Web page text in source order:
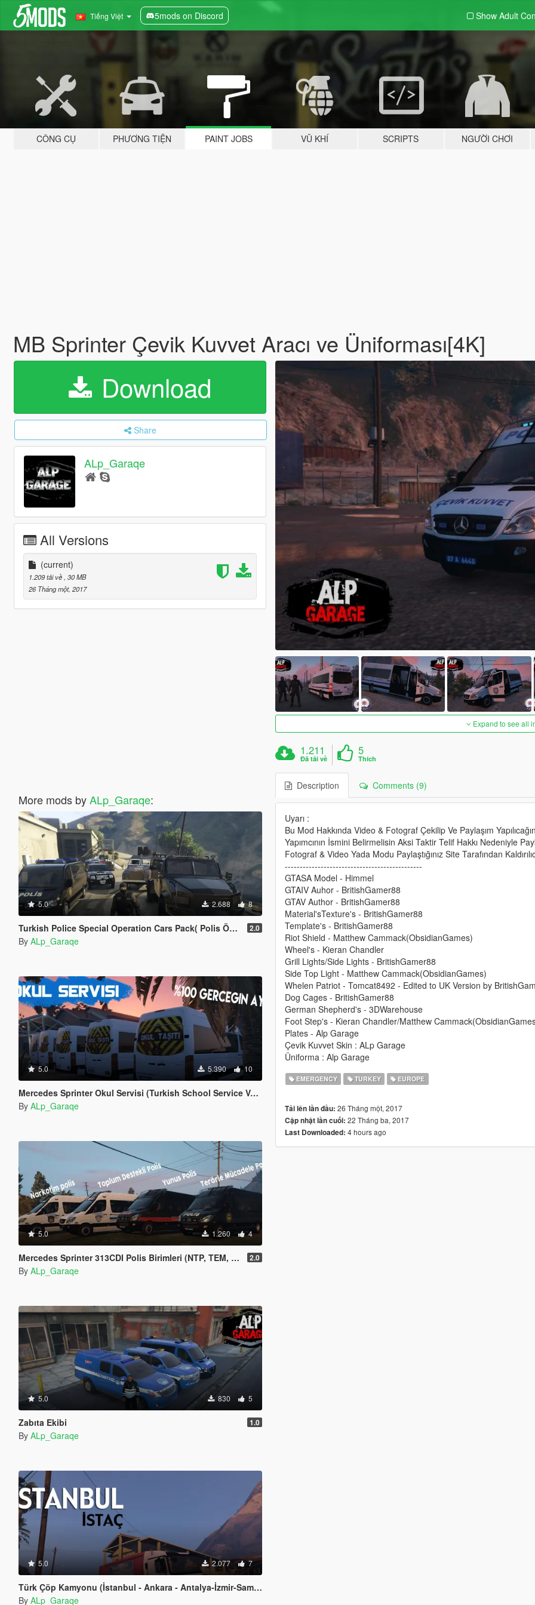
Tiếng Việt 5mods on Discord Show Adult
CÔNG CỤ PHƯƠNG TIỆN PAINT JOBS VŨ KHÍ SCRIPTS NGƯỜI CHƠI
MB Sprinter Çevik Kuvvet Aracı ve Üniforması[4K]
Download
Share
ALp_Garaqe
All Versions
(current)
1.209 tải về , 30 MB
26 Tháng một, 2017
More mods byALp_Garaqe:
5.0 2.688 8
Turkish Police Special Operation Cars Pack( Polis Özel Harekat ) [4K] 2.0
By ALp_Garaqe
5.0 5.390 10
Mercedes Sprinter Okul Servisi (Turkish School Service Van)
By ALp_Garaqe
5.0 1.260 4
Mercedes Sprinter 313CDI Polis Birimleri (NTP, TEM, TDP, YP) 2.0
By ALp_Garaqe
5.0 830 5
Zabıta Ekibi 1.0
By ALp_Garaqe
5.0 2.077 7
Türk Çöp Kamyonu (İstanbul - Ankara - Antalya-İzmir-Samsun)
By ALp_Garaqe
Expand to see all
1.211
Đã tải về
5
Thích
Description Comments (9)
Uyarı :
Bu Mod Hakkında Video & Fotograf Çekilip Ve Paylaşım
Yapımcının İsmini Belirmelisin Aksi Taktir Telif Hakkı Nedeniyle
Fotograf & Video Yada Modu Paylaştığınız Site Tarafından
----------------------------------------------
GTASA Model - Himmel
GTAIV Auhor - BritishGamer88
GTAV Author - BritishGamer88
Material'sTexture's - BritishGamer88
Template's - BritishGamer88
Riot Shield - Matthew Cammack(ObsidianGames)
Wheel's - Kieran Chandler
Grill Lights/Side Lights - BritishGamer88
Side Top Light - Matthew Cammack(ObsidianGames)
Whelen Patriot - Tomcat8492 - Edited to UK Version by
Dog Cages - BritishGamer88
German Shepherd's - 3DWarehouse
Foot Step's - Kieran Chandler/Matthew
Plates - Alp Garage
Çevik Kuvvet Skin : ALp Garage
Üniforma : Alp Garage
EMERGENCY TURKEY EUROPE
Tải lên lần đầu: 26 Tháng một, 2017
Cập nhật lần cuối: 22 Tháng ba, 2017
Last Downloaded: 4 hours ago